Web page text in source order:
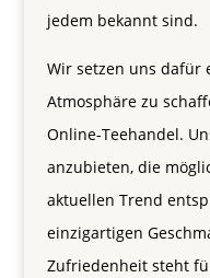
jedem bekannt sind.
Wir setzen uns dafür
Atmosphäre zu
Online-Teehandel.
anzubieten, die
aktuellen Trend
einzigartigen
Zufriedenheit steht